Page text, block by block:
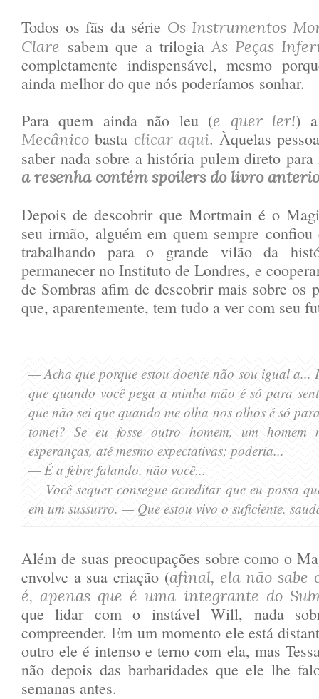
Todos os fãs da série Os Instrumentos
Clare sabem que a trilogia As Peças
completamente indispensável, mesmo
ainda melhor do que nós poderíamos sonhar.
Para quem ainda não leu (e quer ler!)
Mecânico basta clicar aqui. Àquelas
saber nada sobre a história pulem direto
a resenha contém spoilers do livro
Depois de descobrir que Mortmain é o
seu irmão, alguém em quem sempre confiou
trabalhando para o grande vilão da
permanecer no Instituto de Londres, e
de Sombras afim de descobrir mais sobre os
que, aparentemente, tem tudo a ver com seu
— Acha que porque estou doente não sou igual a...
que quando você pega a minha mão é só para
que não sei que quando me olha nos olhos é só
tomei? Se eu fosse outro homem, um homem
esperanças, até mesmo expectativas; poderia...
— É a febre falando, não você...
— Você sequer consegue acreditar que eu possa
em um sussurro. — Que estou vivo o suficiente,
Além de suas preocupações sobre como o
envolve a sua criação (afinal, ela não sabe
é, apenas que é uma integrante do
que lidar com o instável Will, nada
compreender. Em um momento ele está
outro ele é intenso e terno com ela, mas
não depois das barbaridades que ele lhe
semanas antes.